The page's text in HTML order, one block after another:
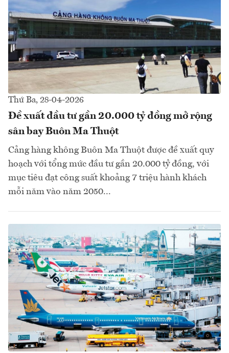
Thứ Ba, 28-04-2026
Đề xuất đầu tư gần 20.000 tỷ đồng mở rộng
sân bay Buôn Ma Thuột
Cảng hàng không Buôn Ma Thuột được đề xuất quy
hoạch với tổng mức đầu tư gần 20.000 tỷ đồng, với
mục tiêu đạt công suất khoảng 7 triệu hành khách
mỗi năm vào năm 2050...